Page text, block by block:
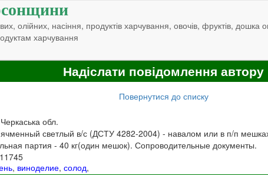
олійних, насіння, продуктів харчування, овочів, фруктів,
харчування
Надіслати повідомлення автору
Повернутися до списку
обл.
светлый в/с (ДСТУ 4282-2004) - навалом или в п/п
партия - 40 кг(один мешок). Сопроводительные документы.
, виноделие,солод,